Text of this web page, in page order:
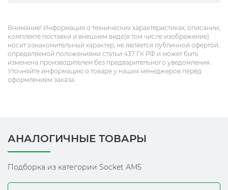
Внимание! Информация о технических характеристиках, описании,
комплекте поставки и внешнем виде(в том числе изображение)
носит ознакомительный характер, не является публичной офертой,
определяемой положениями статьи 437 ГК РФ и может быть
изменена производителем без предварительного уведомления.
Уточняйте информацию о товаре у наших менеджеров перед
оформлением заказа.
АНАЛОГИЧНЫЕ ТОВАРЫ
Подборка из категории Socket AM5